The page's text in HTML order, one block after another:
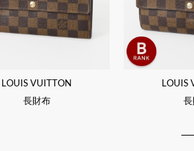
LOUIS VUITTON
長財布
LOUIS
長